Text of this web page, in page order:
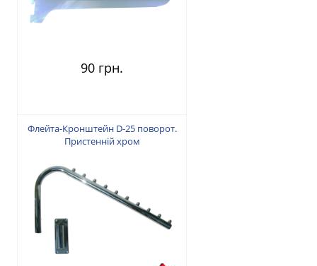
90 грн.
Флейта-Кронштейн D-25 поворот.
Пристенній хром